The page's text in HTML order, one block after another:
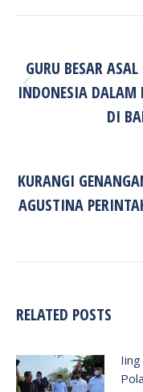
GURU BESAR
INDONESIA
DI
KURANGI
AGUSTINA
RELATED POSTS